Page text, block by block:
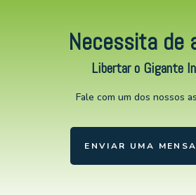
Necessita de
Libertar o Gigante
Fale com um dos nossos
ENVIAR UMA